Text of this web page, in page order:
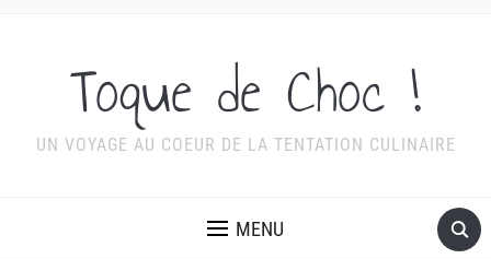
Toque de Choc !
UN VOYAGE AU COEUR DE LA TENTATION CULINAIRE
MENU